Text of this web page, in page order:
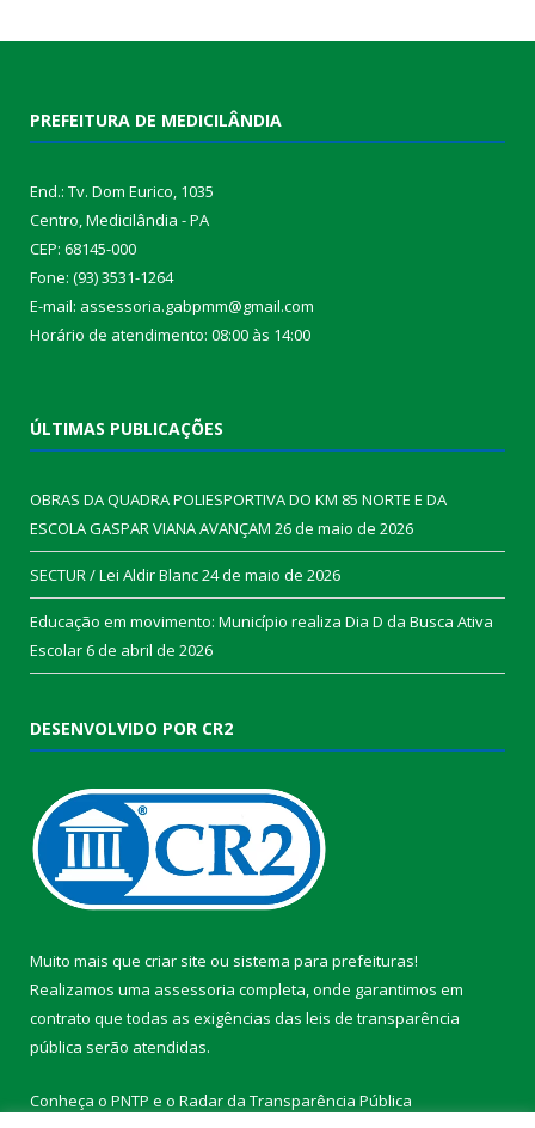
PREFEITURA DE MEDICILÂNDIA
End.: Tv. Dom Eurico, 1035
Centro, Medicilândia - PA
CEP: 68145-000
Fone: (93) 3531-1264
E-mail: assessoria.gabpmm@gmail.com
Horário de atendimento: 08:00 às 14:00
ÚLTIMAS PUBLICAÇÕES
OBRAS DA QUADRA POLIESPORTIVA DO KM 85 NORTE E DA
ESCOLA GASPAR VIANA AVANÇAM 26 de maio de 2026
SECTUR / Lei Aldir Blanc24 de maio de 2026
Educação em movimento: Município realiza Dia D da Busca Ativa
Escolar6 de abril de 2026
DESENVOLVIDO POR CR2
Muito mais que criar site ou sistema para prefeituras!
Realizamos uma assessoria completa, onde garantimos em
contrato que todas as exigências das leis de transparência
pública serão atendidas.
Conheça o PNTP e o Radar da Transparência Pública